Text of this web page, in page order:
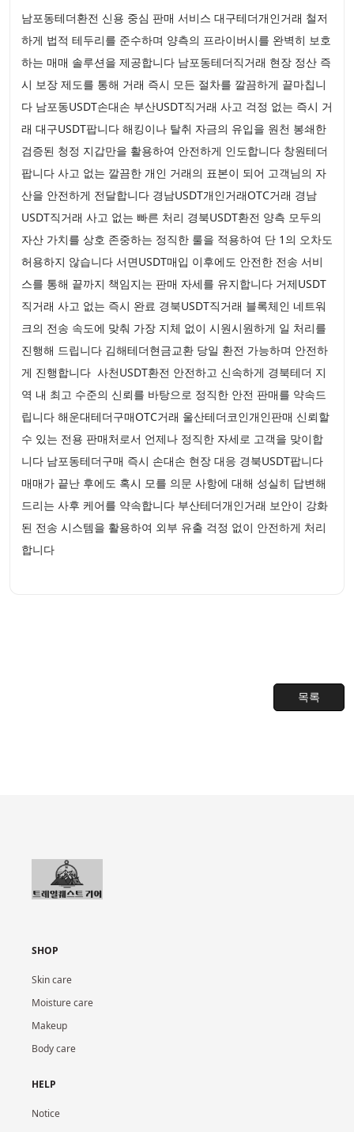
남포동테더환전 신용 중심 판매 서비스 대구테더개인거래 철저
하게 법적 테두리를 준수하며 양측의 프라이버시를 완벽히 보호
하는 매매 솔루션을 제공합니다 남포동테더직거래 현장 정산 즉
시 보장 제도를 통해 거래 즉시 모든 절차를 깔끔하게 끝마칩니
다 남포동USDT손대손 부산USDT직거래 사고 걱정 없는 즉시 거
래 대구USDT팝니다 해킹이나 탈취 자금의 유입을 원천 봉쇄한
검증된 청정 지갑만을 활용하여 안전하게 인도합니다 창원테더
팝니다 사고 없는 깔끔한 개인 거래의 표본이 되어 고객님의 자
산을 안전하게 전달합니다 경남USDT개인거래OTC거래 경남
USDT직거래 사고 없는 빠른 처리 경북USDT환전 양측 모두의
자산 가치를 상호 존중하는 정직한 룰을 적용하여 단 1의 오차도
허용하지 않습니다 서면USDT매입 이후에도 안전한 전송 서비
스를 통해 끝까지 책임지는 판매 자세를 유지합니다 거제USDT
직거래 사고 없는 즉시 완료 경북USDT직거래 블록체인 네트워
크의 전송 속도에 맞춰 가장 지체 없이 시원시원하게 일 처리를
진행해 드립니다 김해테더현금교환 당일 환전 가능하며 안전하
게 진행합니다 사천USDT환전 안전하고 신속하게 경북테더 지
역 내 최고 수준의 신뢰를 바탕으로 정직한 안전 판매를 약속드
립니다 해운대테더구매OTC거래 울산테더코인개인판매 신뢰할
수 있는 전용 판매처로서 언제나 정직한 자세로 고객을 맞이합
니다 남포동테더구매 즉시 손대손 현장 대응 경북USDT팝니다
매매가 끝난 후에도 혹시 모를 의문 사항에 대해 성실히 답변해
드리는 사후 케어를 약속합니다 부산테더개인거래 보안이 강화
된 전송 시스템을 활용하여 외부 유출 걱정 없이 안전하게 처리
합니다
목록
SHOP
Skin care
Moisture care
Makeup
Body care
HELP
Notice